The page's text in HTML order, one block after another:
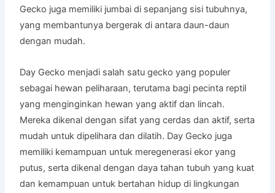
Gecko juga memiliki jumbai di sepanjang sisi tubuhnya,
yang membantunya bergerak di antara daun-daun
dengan mudah.
Day Gecko menjadi salah satu gecko yang populer
sebagai hewan peliharaan, terutama bagi pecinta reptil
yang menginginkan hewan yang aktif dan lincah.
Mereka dikenal dengan sifat yang cerdas dan aktif, serta
mudah untuk dipelihara dan dilatih. Day Gecko juga
memiliki kemampuan untuk meregenerasi ekor yang
putus, serta dikenal dengan daya tahan tubuh yang kuat
dan kemampuan untuk bertahan hidup di lingkungan